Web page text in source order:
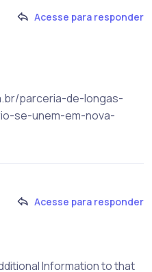
Acesse para responder
parceria-de-longas-
se-unem-em-nova-
Acesse para responder
Information to that